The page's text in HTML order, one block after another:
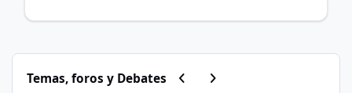
Temas, foros y Debates Previous carousel slide
Next carousel slide